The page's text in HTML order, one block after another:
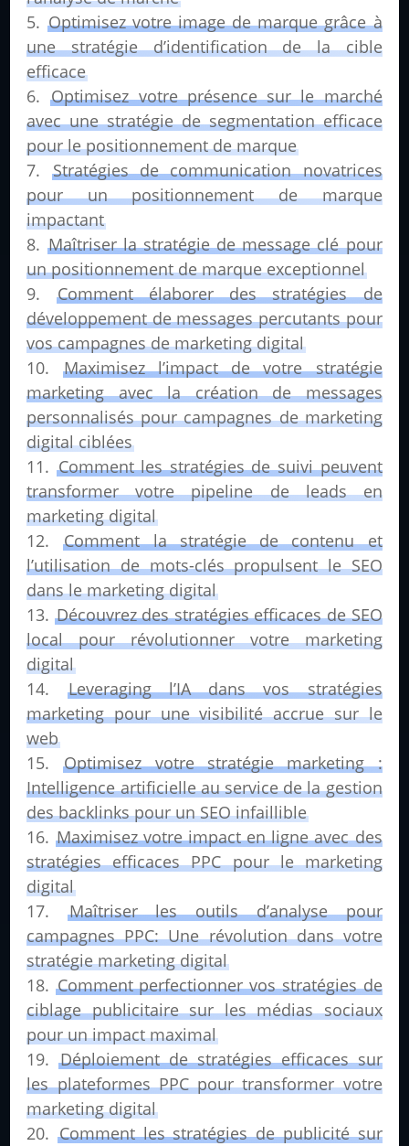
Optimisez votre image de marque grâce à
une stratégie d’identification de la cible
efficace
Optimisez votre présence sur le marché
avec une stratégie de segmentation efficace
pour le positionnement de marque
Stratégies de communication novatrices
pour un positionnement de marque
impactant
Maîtriser la stratégie de message clé pour
un positionnement de marque exceptionnel
Comment élaborer des stratégies de
développement de messages percutants pour
vos campagnes de marketing digital
Maximisez l’impact de votre stratégie
marketing avec la création de messages
personnalisés pour campagnes de marketing
digital ciblées
Comment les stratégies de suivi peuvent
transformer votre pipeline de leads en
marketing digital
Comment la stratégie de contenu et
l’utilisation de mots-clés propulsent le SEO
dans le marketing digital
Découvrez des stratégies efficaces de SEO
local pour révolutionner votre marketing
digital
Leveraging l’IA dans vos stratégies
marketing pour une visibilité accrue sur le
web
Optimisez votre stratégie marketing :
Intelligence artificielle au service de la gestion
des backlinks pour un SEO infaillible
Maximisez votre impact en ligne avec des
stratégies efficaces PPC pour le marketing
digital
Maîtriser les outils d’analyse pour
campagnes PPC: Une révolution dans votre
stratégie marketing digital
Comment perfectionner vos stratégies de
ciblage publicitaire sur les médias sociaux
pour un impact maximal
Déploiement de stratégies efficaces sur
les plateformes PPC pour transformer votre
marketing digital
Comment les stratégies de publicité sur